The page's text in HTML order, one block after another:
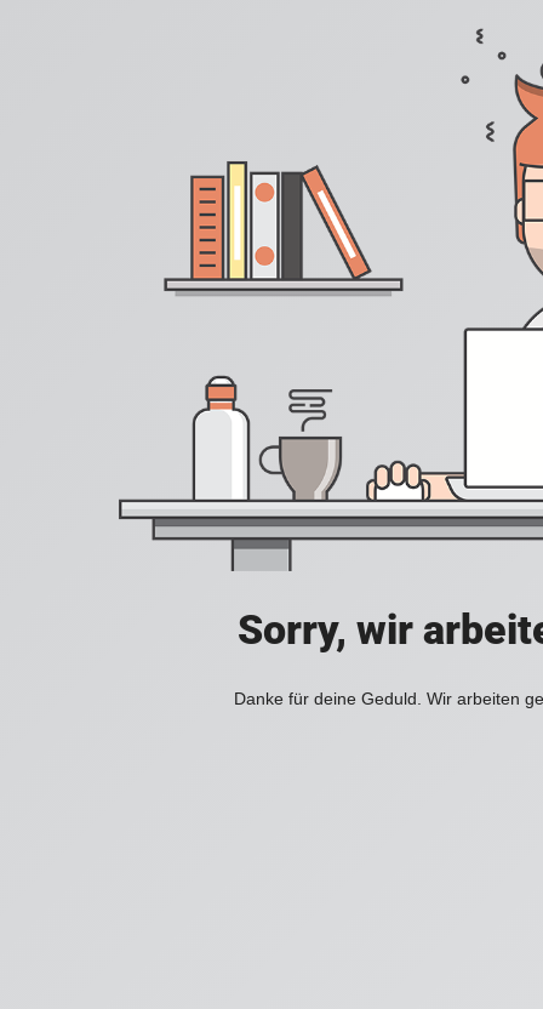
Sorry, wir
Danke für deine Geduld. Wir arbeiten